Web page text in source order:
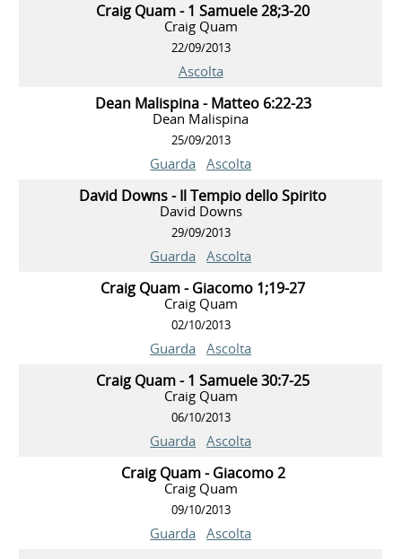
Craig Quam - 1 Samuele 28;3-20
Craig Quam
22/09/2013
Ascolta
Dean Malispina - Matteo 6:22-23
Dean Malispina
25/09/2013
Guarda Ascolta
David Downs - Il Tempio dello Spirito
David Downs
29/09/2013
Guarda Ascolta
Craig Quam - Giacomo 1;19-27
Craig Quam
02/10/2013
Guarda Ascolta
Craig Quam - 1 Samuele 30:7-25
Craig Quam
06/10/2013
Guarda Ascolta
Craig Quam - Giacomo 2
Craig Quam
09/10/2013
Guarda Ascolta